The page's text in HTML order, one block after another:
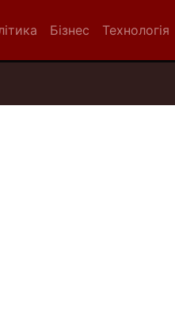
Бізнес Технологія